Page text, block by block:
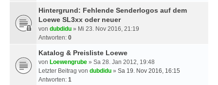
Hintergrund: Fehlende Senderlogos auf dem
Loewe SL3xx oder neuer
von dubdidu » Mi 23. Nov 2016, 21:19
Antworten: 0
Katalog & Preisliste Loewe
von Loewengrube » Sa 28. Jan 2012, 19:48
Letzter Beitrag von dubdidu » Sa 19. Nov 2016, 16:15
Antworten: 1